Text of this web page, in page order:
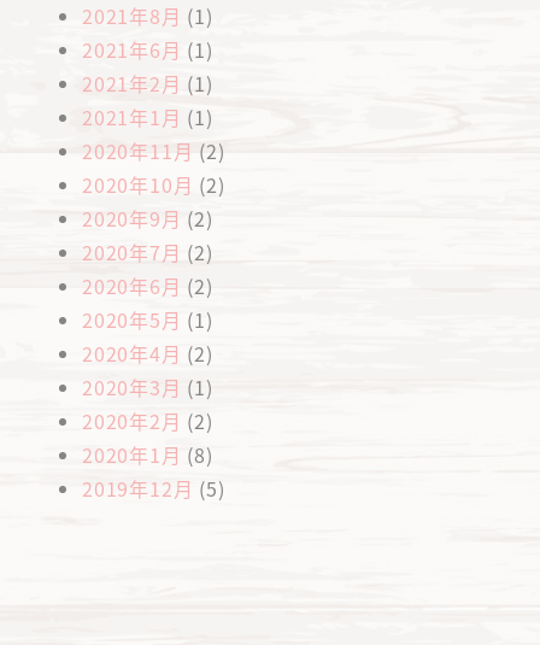
2021年8月 (1)
2021年6月 (1)
2021年2月 (1)
2021年1月 (1)
2020年11月 (2)
2020年10月 (2)
2020年9月 (2)
2020年7月 (2)
2020年6月 (2)
2020年5月 (1)
2020年4月 (2)
2020年3月 (1)
2020年2月 (2)
2020年1月 (8)
2019年12月 (5)